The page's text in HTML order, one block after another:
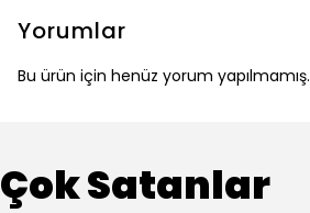
Yorumlar
Bu ürün için henüz yorum yapılmamış.
Çok Satanlar